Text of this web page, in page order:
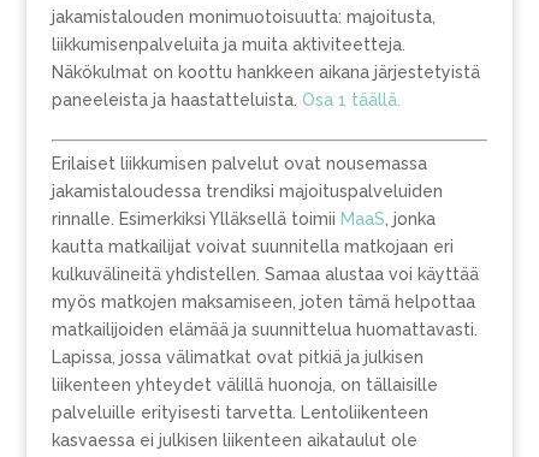
jakamistalouden monimuotoisuutta: majoitusta,
liikkumisenpalveluita ja muita aktiviteetteja.
Näkökulmat on koottu hankkeen aikana järjestetyistä
paneeleista ja haastatteluista. Osa 1 täällä.
Erilaiset liikkumisen palvelut ovat nousemassa
jakamistaloudessa trendiksi majoituspalveluiden
rinnalle. Esimerkiksi Ylläksellä toimii MaaS , jonka
kautta matkailijat voivat suunnitella matkojaan eri
kulkuvälineitä yhdistellen. Samaa alustaa voi käyttää
myös matkojen maksamiseen, joten tämä helpottaa
matkailijoiden elämää ja suunnittelua huomattavasti.
Lapissa, jossa välimatkat ovat pitkiä ja julkisen
liikenteen yhteydet välillä huonoja, on tällaisille
palveluille erityisesti tarvetta. Lentoliikenteen
kasvaessa ei julkisen liikenteen aikataulut ole